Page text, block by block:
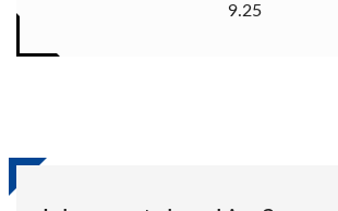
9.25